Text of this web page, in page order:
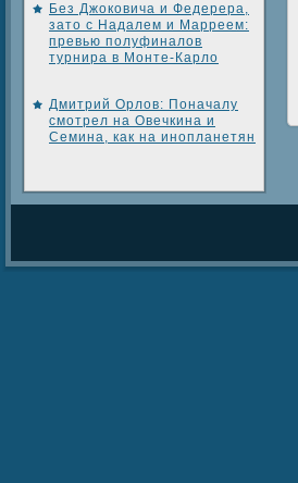
Без Джоковича и Федерера,
зато с Надалем и Марреем:
превью полуфиналов
турнира в Монте-Карло
Дмитрий Орлов: Поначалу
смотрел на Овечкина и
Семина, как на инопланетян